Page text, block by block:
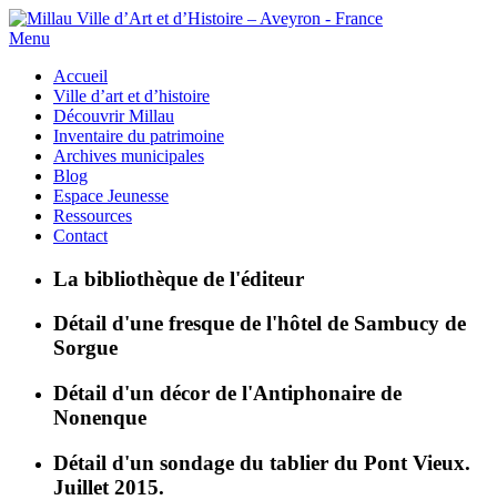
Menu
Accueil
Ville d’art et d’histoire
Découvrir Millau
Inventaire du patrimoine
Archives municipales
Blog
Espace Jeunesse
Ressources
Contact
La bibliothèque de l'éditeur
Détail d'une fresque de l'hôtel de Sambucy de
Sorgue
Détail d'un décor de l'Antiphonaire de
Nonenque
Détail d'un sondage du tablier du Pont Vieux.
Juillet 2015.